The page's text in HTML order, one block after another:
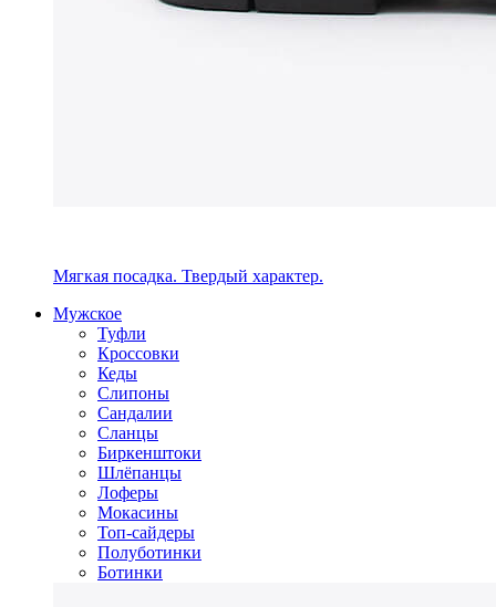
Мягкая посадка. Твердый характер.
Мужское
Туфли
Кроссовки
Кеды
Слипоны
Сандалии
Сланцы
Биркенштоки
Шлёпанцы
Лоферы
Мокасины
Топ-сайдеры
Полуботинки
Ботинки